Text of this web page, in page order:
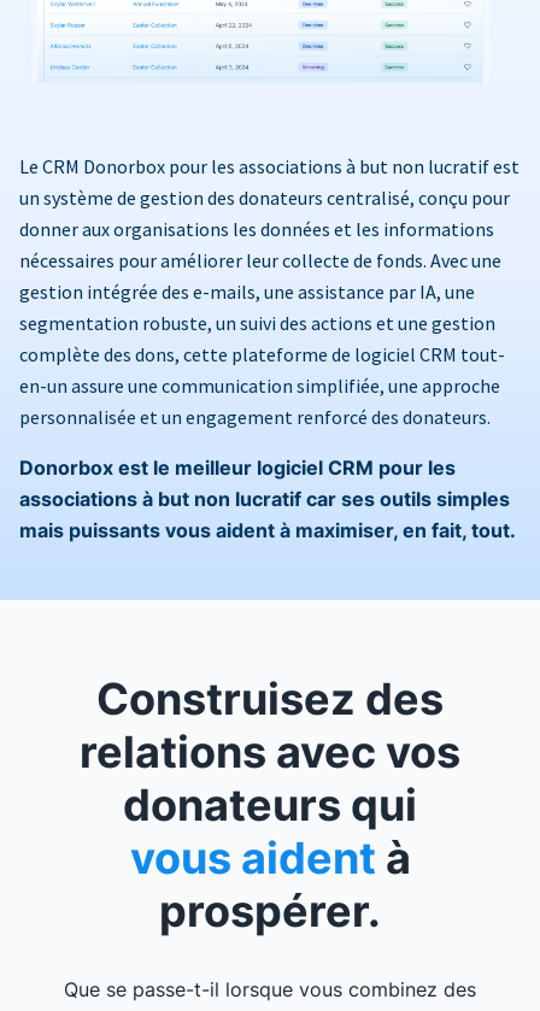
Le CRM Donorbox pour les associations à but non lucratif est
un système de gestion des donateurs centralisé, conçu pour
donner aux organisations les données et les informations
nécessaires pour améliorer leur collecte de fonds. Avec une
gestion intégrée des e-mails, une assistance par IA, une
segmentation robuste, un suivi des actions et une gestion
complète des dons, cette plateforme de logiciel CRM tout-
en-un assure une communication simplifiée, une approche
personnalisée et un engagement renforcé des donateurs.
Donorbox est le meilleur logiciel CRM pour les
associations à but non lucratif car ses outils simples
mais puissants vous aident à maximiser, en fait, tout.
Construisez des
relations avec vos
donateurs qui
vous aident à
prospérer.
Que se passe-t-il lorsque vous combinez des